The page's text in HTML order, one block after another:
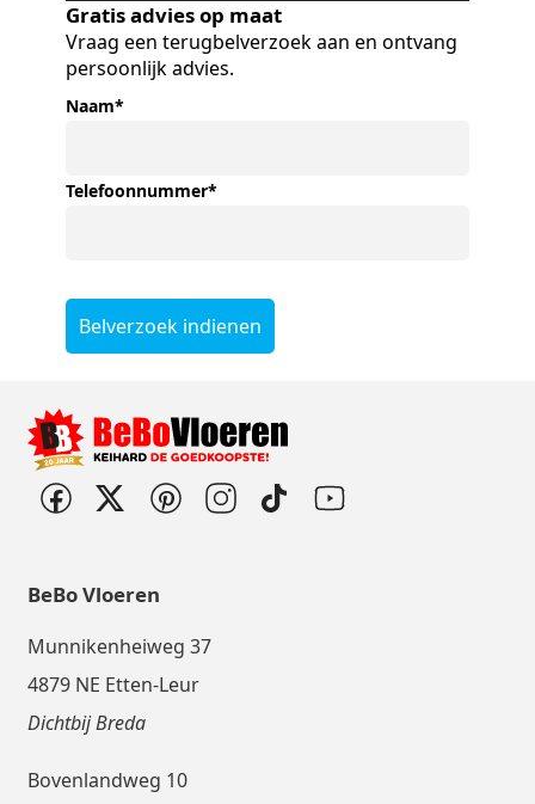
Gratis advies op maat
Vraag een terugbelverzoek aan en ontvang
persoonlijk advies.
Naam*
Telefoonnummer*
Belverzoek indienen
BeBo Vloeren
Munnikenheiweg 37
4879 NE Etten-Leur
Dichtbij Breda
Bovenlandweg 10